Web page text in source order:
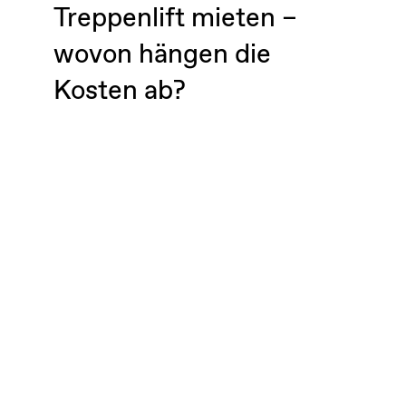
Treppenlift mieten –
wovon hängen die
Kosten ab?